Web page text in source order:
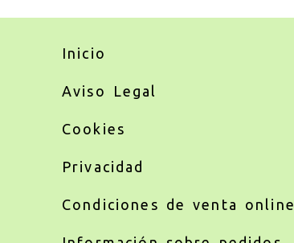
Inicio
Aviso Legal
Cookies
Privacidad
Condiciones de venta online